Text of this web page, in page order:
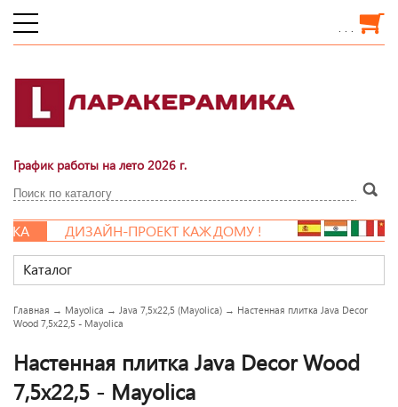
. . .
График работы на лето 2026 г.
ДИЗАЙН-ПРОЕКТ КАЖДОМУ !
Каталог
Главная → Mayolica → Java 7,5x22,5 (Mayolica) → Настенная плитка Java Decor
Wood 7,5x22,5 - Mayolica
Настенная плитка Java Decor Wood
7,5x22,5 - Mayolica